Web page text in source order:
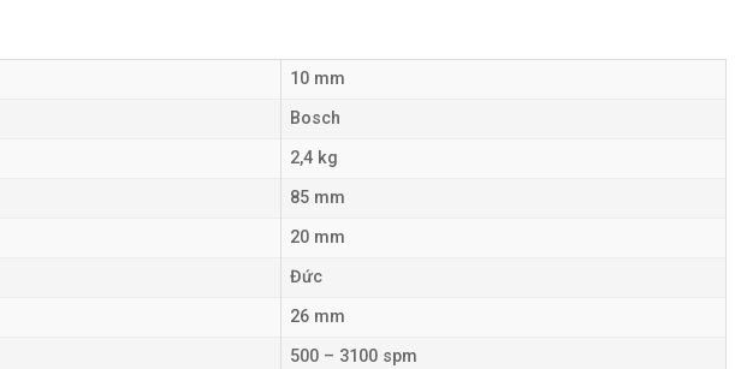
10 mm
Bosch
2,4 kg
85 mm
20 mm
Đức
26 mm
500 – 3100 spm